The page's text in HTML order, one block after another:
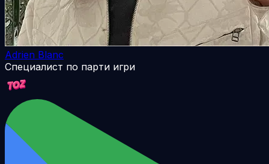
Adrien Blanc
Специалист по парти игри